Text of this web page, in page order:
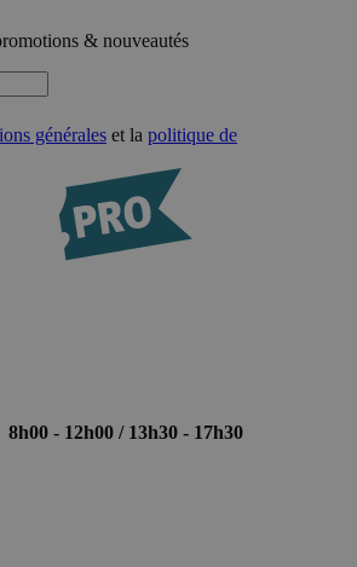
& nouveautés
générales et la politique de
8h00 - 12h00 / 13h30 - 17h30